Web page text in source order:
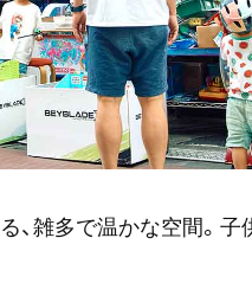
雑多で温かな空間。